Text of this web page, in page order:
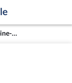
Mme Fatiha Keloua Hachi - Seine-Saint-Denis (8e circonscription)